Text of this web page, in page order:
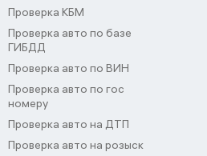
Проверка КБМ
Проверка авто по базе
ГИБДД
Проверка авто по ВИН
Проверка авто по гос
номеру
Проверка авто на ДТП
Проверка авто на розыск